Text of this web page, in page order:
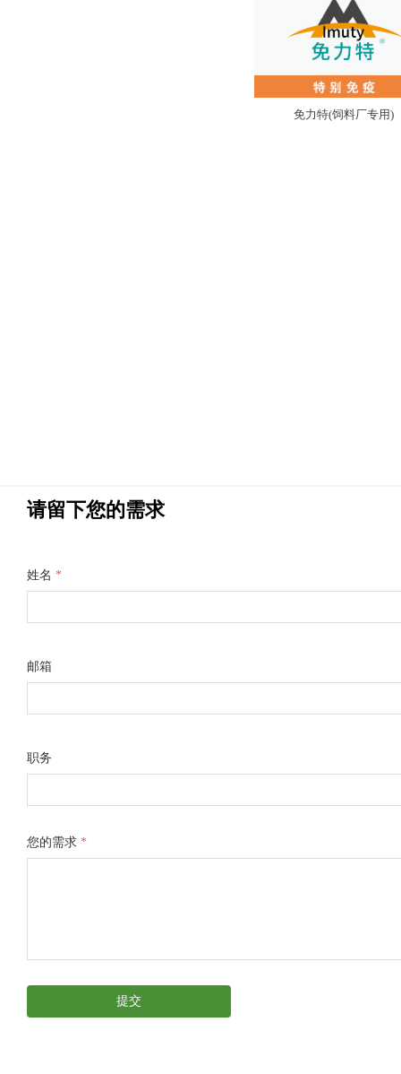
免力特(饲料厂专用)
请留下您的需求
姓名 *
邮箱
职务
您的需求 *
提交